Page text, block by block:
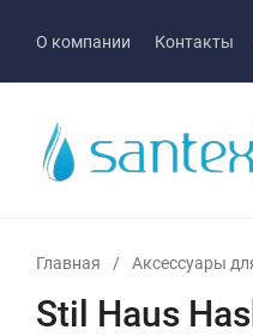
О компании Контакты
Главная / Аксессуары
Stil Haus